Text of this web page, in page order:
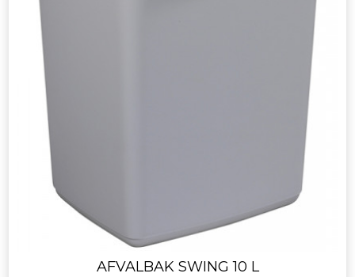
AFVALBAK SWING 10 L